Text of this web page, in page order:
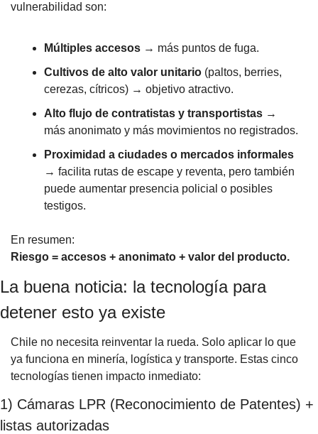
vulnerabilidad son:
Múltiples accesos → más puntos de fuga.
Cultivos de alto valor unitario (paltos, berries,
cerezas, cítricos) → objetivo atractivo.
Alto flujo de contratistas y transportistas →
más anonimato y más movimientos no registrados.
Proximidad a ciudades o mercados informales
→ facilita rutas de escape y reventa, pero también
puede aumentar presencia policial o posibles
testigos.
En resumen:
Riesgo = accesos + anonimato + valor del producto.
La buena noticia: la tecnología para
detener esto ya existe
Chile no necesita reinventar la rueda. Solo aplicar lo que
ya funciona en minería, logística y transporte. Estas cinco
tecnologías tienen impacto inmediato:
1) Cámaras LPR (Reconocimiento de Patentes) +
listas autorizadas